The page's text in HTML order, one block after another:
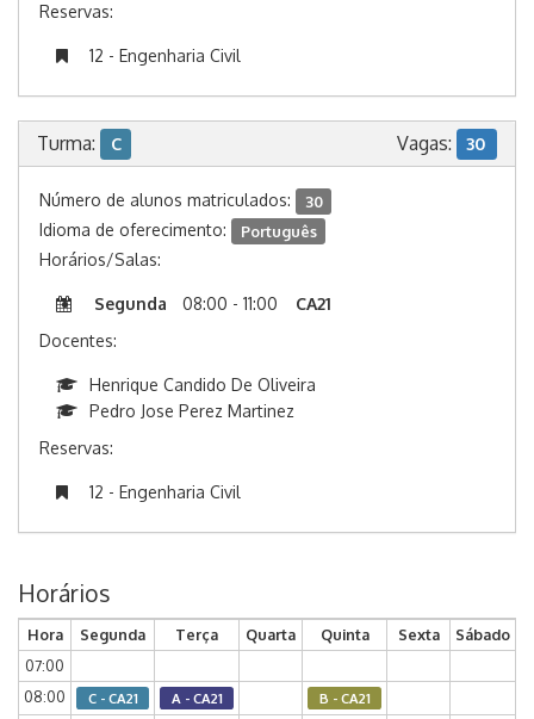
Reservas:
12 - Engenharia Civil
Turma: C Vagas: 30
Número de alunos matriculados: 30
Idioma de oferecimento: Português
Horários/Salas:
Segunda 08:00 - 11:00
CA21
Docentes:
Henrique Candido De Oliveira
Pedro Jose Perez Martinez
Reservas:
12 - Engenharia Civil
Horários
Hora Segunda Terça Quarta Quinta Sexta
Sábado
07:00
08:00
C - CA21 A - CA21 B - CA21